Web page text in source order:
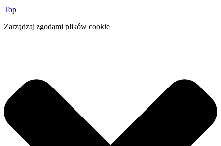
Top
Zarządzaj zgodami plików cookie